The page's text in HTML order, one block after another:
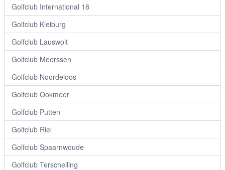
Golfclub International 18
Golfclub Kleiburg
Golfclub Lauswolt
Golfclub Meerssen
Golfclub Noordeloos
Golfclub Ookmeer
Golfclub Putten
Golfclub Riel
Golfclub Spaarnwoude
Golfclub Terschelling